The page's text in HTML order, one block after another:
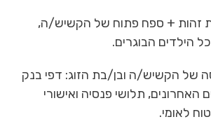
זהות + ספח פתוח של הקשיש/ה,
הילדים הבוגרים.
של הקשיש/ה ובן/בת הזוג: דפי בנק
האחרונים, תלושי פנסיה ואישורי
לאומי.